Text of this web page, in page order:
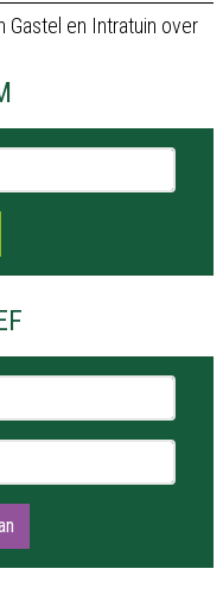
Gastel en Intratuin over